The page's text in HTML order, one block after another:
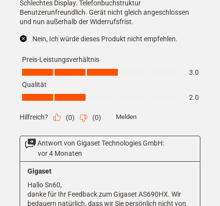
Schlechtes Display. Telefonbuchstruktur
Benutzerunfreundlich. Gerät nicht gleich angeschlossen
und nun außerhalb der Widerrufsfrist.
Nein, Ich würde dieses Produkt nicht empfehlen.
Preis-Leistungsverhältnis
Preis-Leistungsverhältnis, 3.0 von 5
3.0
Qualität
Qualität, 2.0 von 5
2.0
Hilfreich? (0) (0) Melden
Antwort von Gigaset Technologies GmbH:
vor 4 Monaten
Gigaset
Hallo Sn60,
danke für Ihr Feedback zum Gigaset AS690HX. Wir
bedauern natürlich, dass wir Sie persönlich nicht von